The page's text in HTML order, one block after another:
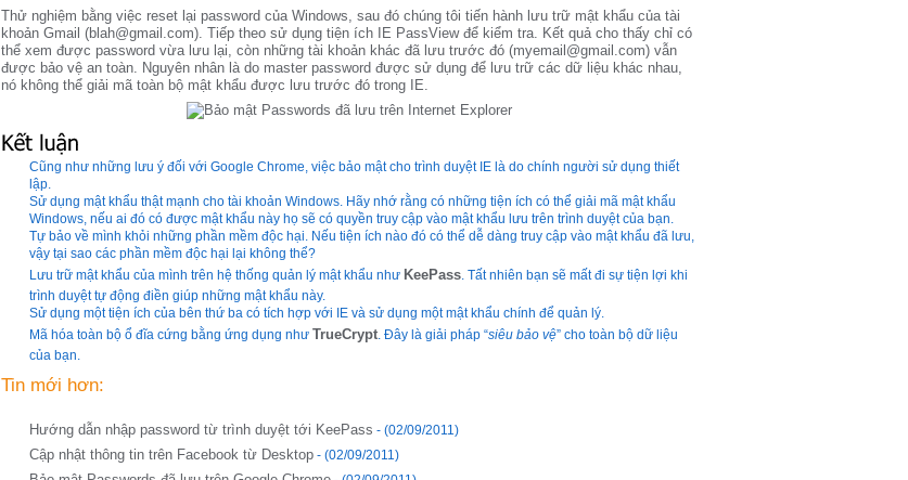
Thử nghiệm bằng việc reset lại password của Windows, sau đó chúng tôi tiến hành lưu trữ mật khẩu của tài
khoản Gmail (blah@gmail.com). Tiếp theo sử dụng tiện ích IE PassView để kiểm tra. Kết quả cho thấy chỉ có
thể xem được password vừa lưu lại, còn những tài khoản khác đã lưu trước đó (myemail@gmail.com) vẫn
được bảo vệ an toàn. Nguyên nhân là do master password được sử dụng để lưu trữ các dữ liệu khác nhau,
nó không thể giải mã toàn bộ mật khẩu được lưu trước đó trong IE.
Cũng như những lưu ý đối với Google Chrome, việc bảo mật cho trình duyệt IE là do chính người sử dụng thiết
lập.
Sử dụng mật khẩu thật mạnh cho tài khoản Windows. Hãy nhớ rằng có những tiện ích có thể giải mã mật khẩu
Windows, nếu ai đó có được mật khẩu này họ sẽ có quyền truy cập vào mật khẩu lưu trên trình duyệt của bạn.
Tự bảo về mình khỏi những phần mềm độc hại. Nếu tiện ích nào đó có thể dễ dàng truy cập vào mật khẩu đã lưu,
vậy tại sao các phần mềm độc hại lại không thể?
Lưu trữ mật khẩu của mình trên hệ thống quản lý mật khẩu như KeePass. Tất nhiên bạn sẽ mất đi sự tiện lợi khi
trình duyệt tự động điền giúp những mật khẩu này.
Sử dụng một tiện ích của bên thứ ba có tích hợp với IE và sử dụng một mật khẩu chính để quản lý.
Mã hóa toàn bộ ổ đĩa cứng bằng ứng dụng như TrueCrypt. Đây là giải pháp “siêu bảo vệ” cho toàn bộ dữ liệu
của bạn.
Tin mới hơn:
Hướng dẫn nhập password từ trình duyệt tới KeePass - (02/09/2011)
Cập nhật thông tin trên Facebook từ Desktop - (02/09/2011)